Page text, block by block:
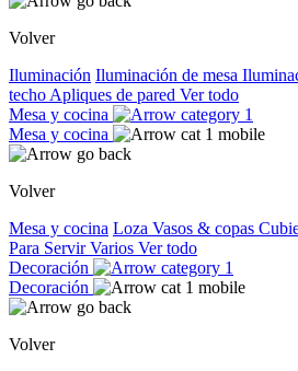
Volver
Iluminación Iluminación de mesa
techo Apliques de pared Ver todo
Mesa y cocina
Mesa y cocina
Volver
Mesa y cocina Loza Vasos & copas
Para ServirVarios Ver todo
Decoración
Decoración
Volver